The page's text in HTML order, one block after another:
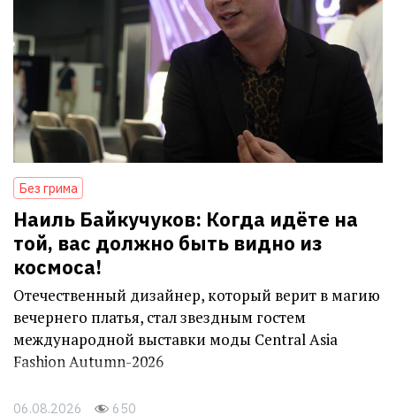
Без грима
Наиль Байкучуков: Когда идёте на
той, вас должно быть видно из
космоса!
Отечественный дизайнер, который верит в магию
вечернего платья, стал звездным гостем
международной выставки моды Central Asia
Fashion Autumn-2026
06.08.2026 650